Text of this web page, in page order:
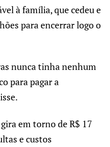
à família, que cedeu e
para encerrar logo o
nunca tinha nenhum
para pagar a
em torno de R$ 17
e custos